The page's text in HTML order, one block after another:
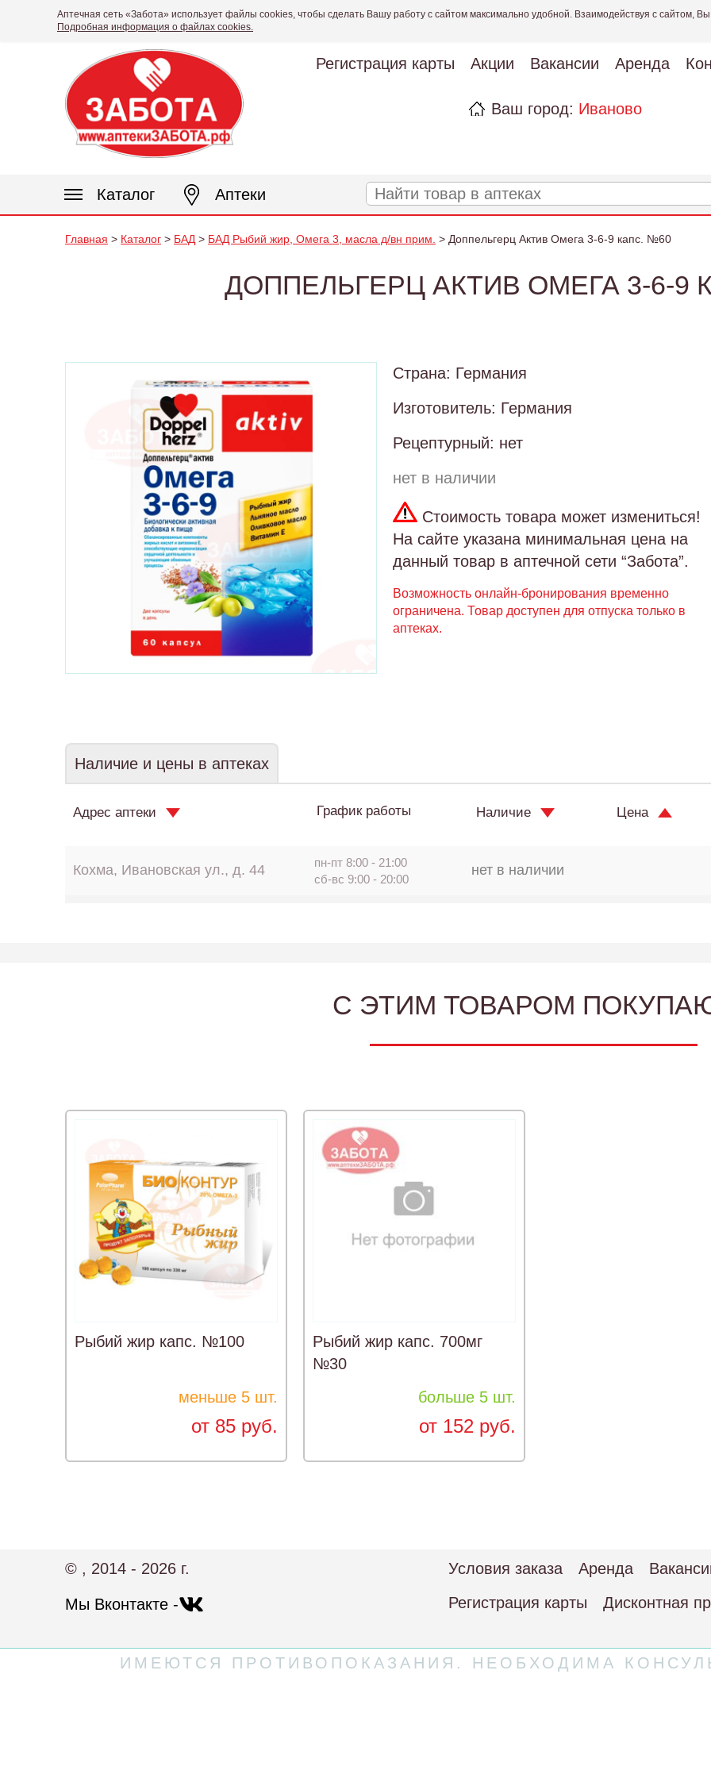
Аптечная сеть «Забота» использует файлы cookies, чтобы сделать Вашу работу с сайтом максимально удобной. Взаимодействуя с сайтом,
Подробная информация о файлах cookies.
Регистрация карты Акции Вакансии Аренда
Ваш город: Иваново
Каталог Аптеки
Главная > Каталог > БАД > БАД Рыбий жир, Омега 3, масла д/вн прим. > Доппельгерц Актив Омега 3-6-9 капс. №60
ДОППЕЛЬГЕРЦ АКТИВ ОМЕГА 3-6-9
Страна: Германия
Изготовитель: Германия
Рецептурный: нет
нет в наличии
Стоимость товара может измениться!
На сайте указана минимальная цена на
данный товар в аптечной сети “Забота”.
Возможность онлайн-бронирования временно
ограничена. Товар доступен для отпуска только в
аптеках.
Наличие и цены в аптеках
Адрес аптеки График работы Наличие Цена
Кохма, Ивановская ул., д. 44
пн-пт 8:00 - 21:00
сб-вс 9:00 - 20:00
нет в наличии
C ЭТИМ ТОВАРОМ
Рыбий жир капс. №100
меньше 5 шт.
от 85 руб.
Рыбий жир капс. 700мг
№30
больше 5 шт.
от 152 руб.
© , 2014 - 2026 г.
Мы Вконтакте -
Условия заказа Аренда
Регистрация карты
Дисконтная
ИМЕЮТСЯ ПРОТИВОПОКАЗАНИЯ. НЕОБХОДИМА